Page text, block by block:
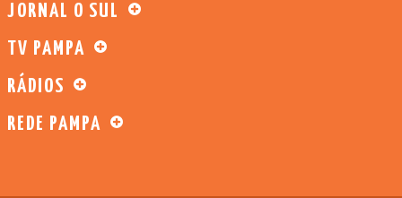
JORNAL O SUL
TV PAMPA
RÁDIOS
REDE PAMPA